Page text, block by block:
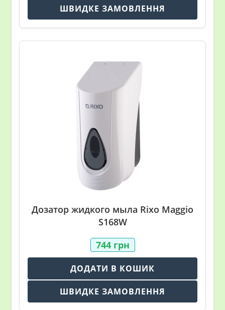
ШВИДКЕ ЗАМОВЛЕННЯ
Дозатор жидкого мыла Rixo Maggio
S168W
744 грн
ДОДАТИ В КОШИК
ШВИДКЕ ЗАМОВЛЕННЯ